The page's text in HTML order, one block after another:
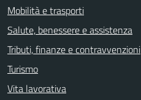
Mobilità e trasporti
Salute, benessere e assistenza
Tributi, finanze e contravvenzioni
Turismo
Vita lavorativa